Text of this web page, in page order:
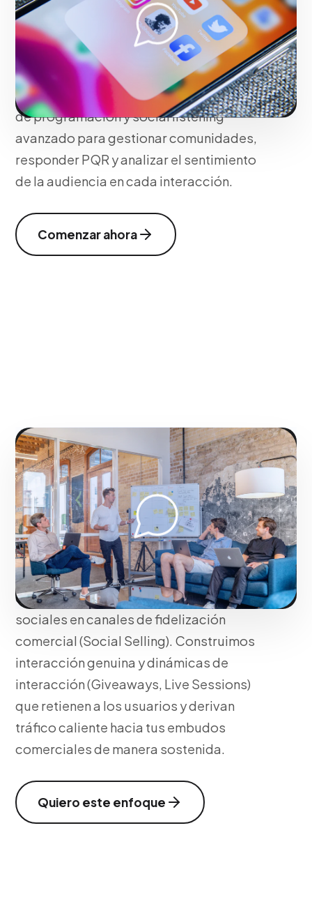
Establecemos una estrategia de content
marketing alineada con arquetipos de
marca sólidos y parrillas de publicación
estratégicas. Integramos herramientas
de programación y social listening
avanzado para gestionar comunidades,
responder PQR y analizar el sentimiento
de la audiencia en cada interacción.
Comenzar ahora
NUESTRA METODOLOGÍA
Gestión de comunidades
online para mantener
relaciones a largo plazo
No somos simplemente publicadores de
contenido; transformamos tus perfiles
sociales en canales de fidelización
comercial (Social Selling). Construimos
interacción genuina y dinámicas de
interacción (Giveaways, Live Sessions)
que retienen a los usuarios y derivan
tráfico caliente hacia tus embudos
comerciales de manera sostenida.
Quiero este enfoque